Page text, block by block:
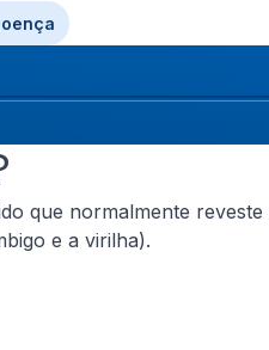
que normalmente
e a virilha).